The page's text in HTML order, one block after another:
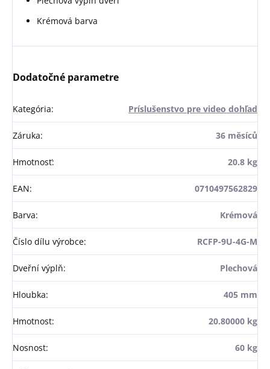
Krémová barva
Dodatočné parametre
Kategória: Príslušenstvo pre video dohľad
Záruka: 36 měsíců
Hmotnosť: 20.8 kg
EAN: 0710497562829
Barva: Krémová
Číslo dílu výrobce: RCFP-9U-4G-M
Dveřní výplň: Plechová
Hloubka: 405 mm
Hmotnost: 20.80000 kg
Nosnost: 60 kg